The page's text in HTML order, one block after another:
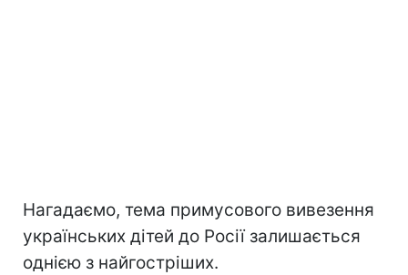
Нагадаємо, тема примусового вивезення
українських дітей до Росії залишається
однією з найгостріших.